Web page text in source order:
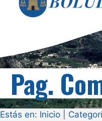
Pag.
Estás en: Inicio